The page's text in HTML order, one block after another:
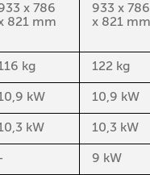
x 786
821 mm
933 x 786
x 821 mm
kg 122 kg
kW 10,9 kW
kW 10,3 kW
9 kW